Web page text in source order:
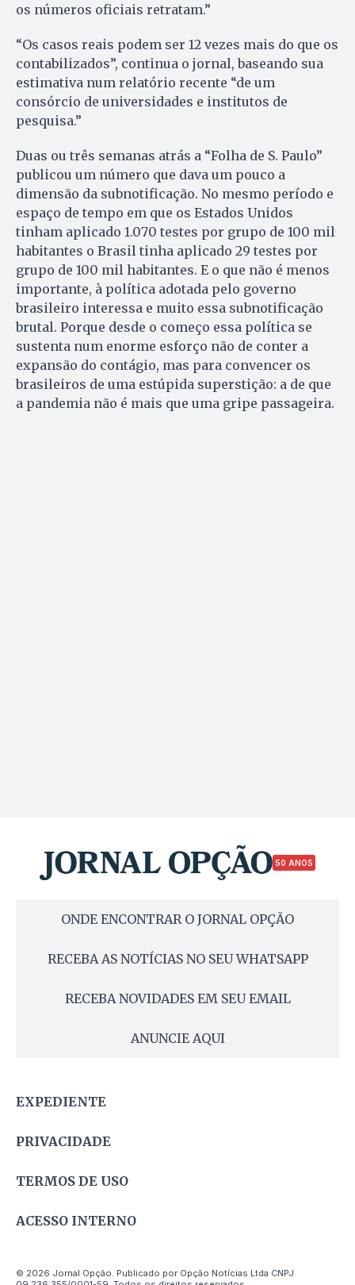
os números oficiais retratam.”
“Os casos reais podem ser 12 vezes mais do que os
contabilizados”, continua o jornal, baseando sua
estimativa num relatório recente “de um
consórcio de universidades e institutos de
pesquisa.”
Duas ou três semanas atrás a “Folha de S. Paulo”
publicou um número que dava um pouco a
dimensão da subnotificação. No mesmo período e
espaço de tempo em que os Estados Unidos
tinham aplicado 1.070 testes por grupo de 100 mil
habitantes o Brasil tinha aplicado 29 testes por
grupo de 100 mil habitantes. E o que não é menos
importante, à política adotada pelo governo
brasileiro interessa e muito essa subnotificação
brutal. Porque desde o começo essa política se
sustenta num enorme esforço não de conter a
expansão do contágio, mas para convencer os
brasileiros de uma estúpida superstição: a de que
a pandemia não é mais que uma gripe passageira.
50 ANOS
ONDE ENCONTRAR O JORNAL OPÇÃO
RECEBA AS NOTÍCIAS NO SEU WHATSAPP
RECEBA NOVIDADES EM SEU EMAIL
ANUNCIE AQUI
EXPEDIENTE
PRIVACIDADE
TERMOS DE USO
ACESSO INTERNO
© 2026 Jornal Opção. Publicado por Opção Notícias Ltda CNPJ